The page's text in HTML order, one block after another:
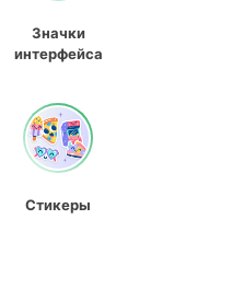
Значки
интерфейса
Стикеры